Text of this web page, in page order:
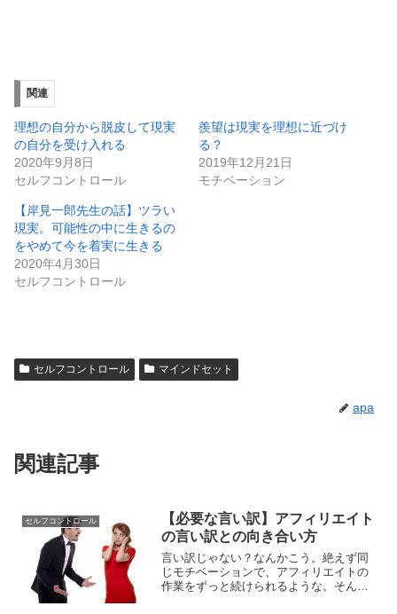
関連
理想の自分から脱皮して現実
の自分を受け入れる
2020年9月8日
セルフコントロール
羨望は現実を理想に近づけ
る？
2019年12月21日
モチベーション
【岸見一郎先生の話】ツラい
現実。可能性の中に生きるの
をやめて今を着実に生きる
2020年4月30日
セルフコントロール
セルフコントロール マインドセット
apa
関連記事
セルフコントロール
【必要な言い訳】アフィリエイト
の言い訳との向き合い方
言い訳じゃない？なんかこう。絶えず同
じモチベーションで、アフィリエイトの
作業をずっと続けられるような。そんな